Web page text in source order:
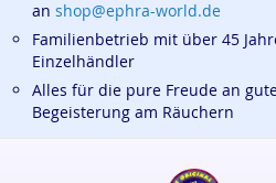
an shop@ephra-world.de
Familienbetrieb mit über 45
Einzelhändler
Alles für die pure Freude an
Begeisterung am Räuchern